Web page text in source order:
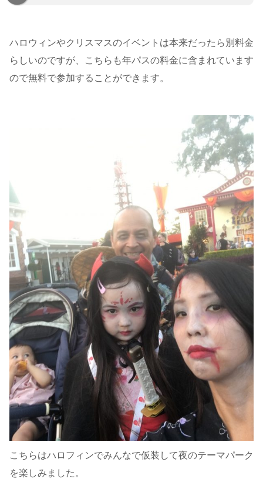
ハロウィンやクリスマスのイベントは本来だったら別料金
らしいのですが、こちらも年パスの料金に含まれています
ので無料で参加することができます。
こちらはハロフィンでみんなで仮装して夜のテーマパーク
を楽しみました。